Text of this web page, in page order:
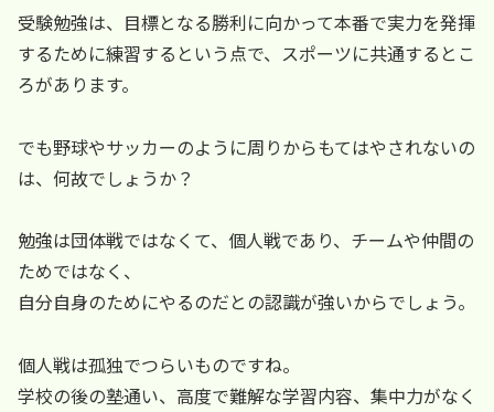
受験勉強は、目標となる勝利に向かって本番で実力を発揮
するために練習するという点で、スポーツに共通するとこ
ろがあります。
でも野球やサッカーのように周りからもてはやされないの
は、何故でしょうか？
勉強は団体戦ではなくて、個人戦であり、チームや仲間の
ためではなく、
自分自身のためにやるのだとの認識が強いからでしょう。
個人戦は孤独でつらいものですね。
学校の後の塾通い、高度で難解な学習内容、集中力がなく